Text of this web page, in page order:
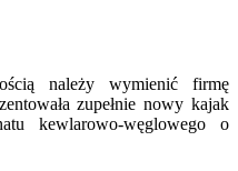
należy wymienić firmę
zupełnie nowy kajak
kewlarowo-węglowego o